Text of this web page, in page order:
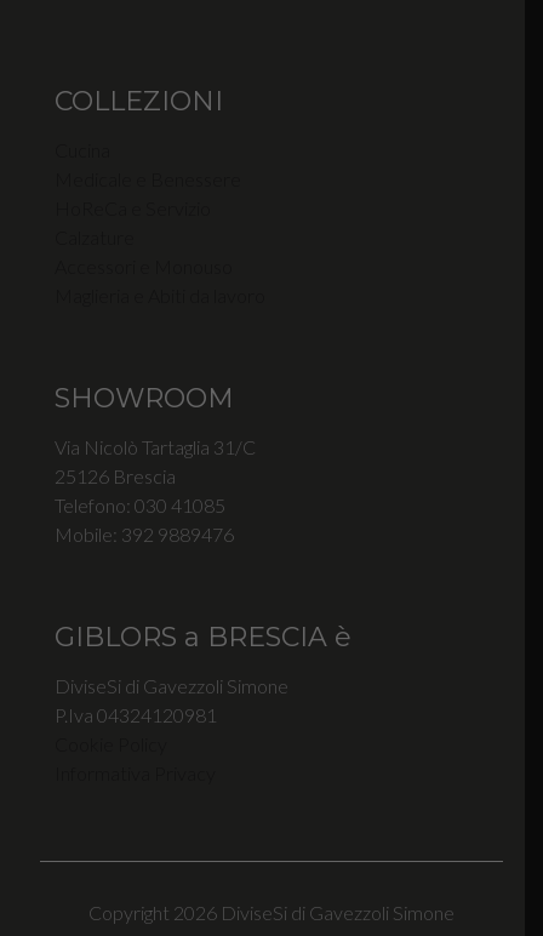
COLLEZIONI
SHOWROOM
Via Nicolò Tartaglia 31/C
25126 Brescia
Telefono: 030 41085
Mobile: 392 9889476
GIBLORS a BRESCIA è
DiviseSi di Gavezzoli Simone
P.Iva 04324120981
Copyright 2026 DiviseSi di Gavezzoli Simone